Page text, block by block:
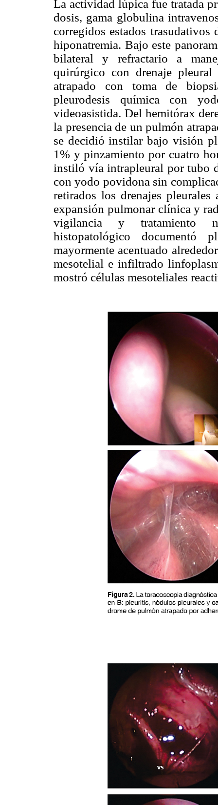
La actividad lúpica fue tratada
dosis, gama globulina
corregidos estados
hiponatremia. Bajo este
bilateral y refractario a
quirúrgico con drenaje
atrapado con toma de
pleurodesis química con
videoasistida. Del hemitórax
la presencia de un pulmón
se decidió instilar bajo visión
1% y pinzamiento por cuatro
instiló vía intrapleural por tubo
con yodo povidona sin
retirados los drenajes
expansión pulmonar clínica y
vigilancia y tratamiento
histopatológico documentó
mayormente acentuado
mesotelial e infiltrado
mostró células mesoteliales